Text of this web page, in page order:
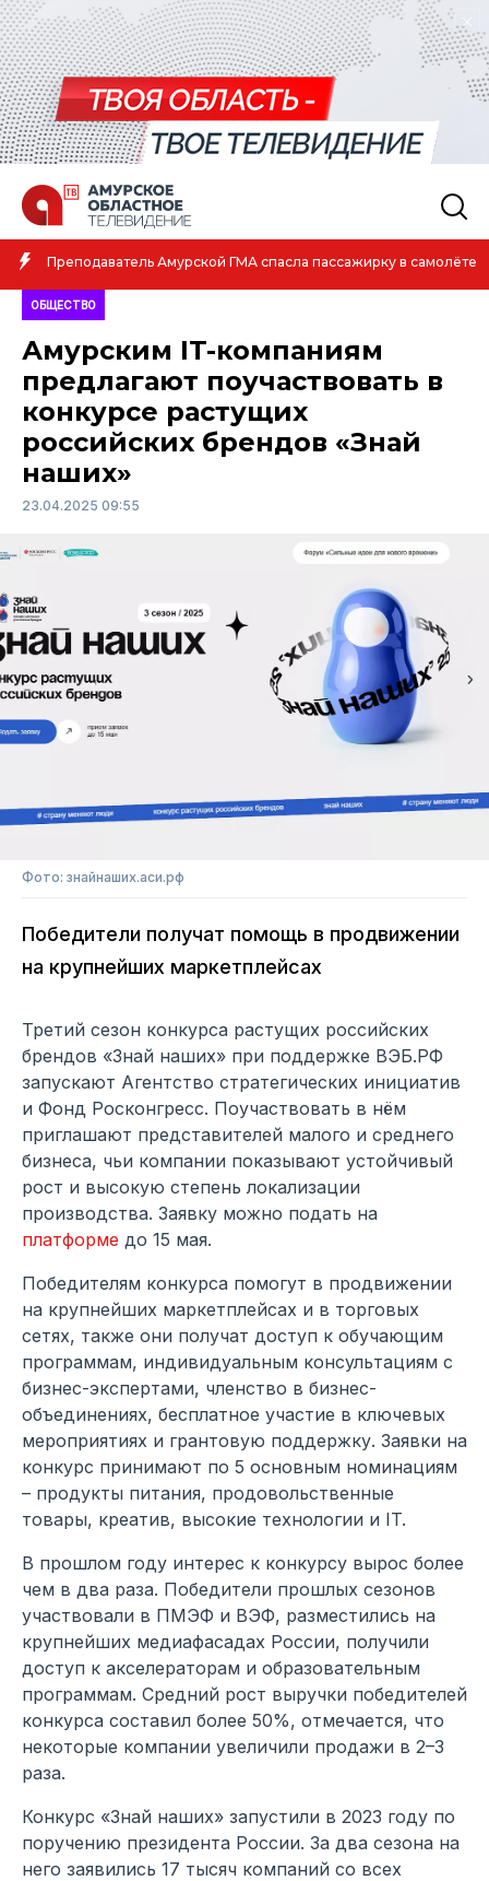
Преподаватель Амурской ГМА спасла пассажирку в самолёте
ОБЩЕСТВО
Амурским IT-компаниям
предлагают поучаствовать в
конкурсе растущих
российских брендов «Знай
наших»
23.04.2025 09:55
Фото: знайнаших.аси.рф
Победители получат помощь в продвижении
на крупнейших маркетплейсах
Третий сезон конкурса растущих российских
брендов «Знай наших» при поддержке ВЭБ.РФ
запускают Агентство стратегических инициатив
и Фонд Росконгресс. Поучаствовать в нём
приглашают представителей малого и среднего
бизнеса, чьи компании показывают устойчивый
рост и высокую степень локализации
производства. Заявку можно подать на
платформе до 15 мая.
Победителям конкурса помогут в продвижении
на крупнейших маркетплейсах и в торговых
сетях, также они получат доступ к обучающим
программам, индивидуальным консультациям с
бизнес-экспертами, членство в бизнес-
объединениях, бесплатное участие в ключевых
мероприятиях и грантовую поддержку. Заявки на
конкурс принимают по 5 основным номинациям
– продукты питания, продовольственные
товары, креатив, высокие технологии и IT.
В прошлом году интерес к конкурсу вырос более
чем в два раза. Победители прошлых сезонов
участвовали в ПМЭФ и ВЭФ, разместились на
крупнейших медиафасадах России, получили
доступ к акселераторам и образовательным
программам. Средний рост выручки победителей
конкурса составил более 50%, отмечается, что
некоторые компании увеличили продажи в 2–3
раза.
Конкурс «Знай наших» запустили в 2023 году по
поручению президента России. За два сезона на
него заявились 17 тысяч компаний со всех